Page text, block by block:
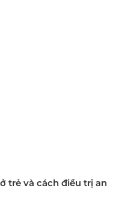
trẻ và cách điều trị an